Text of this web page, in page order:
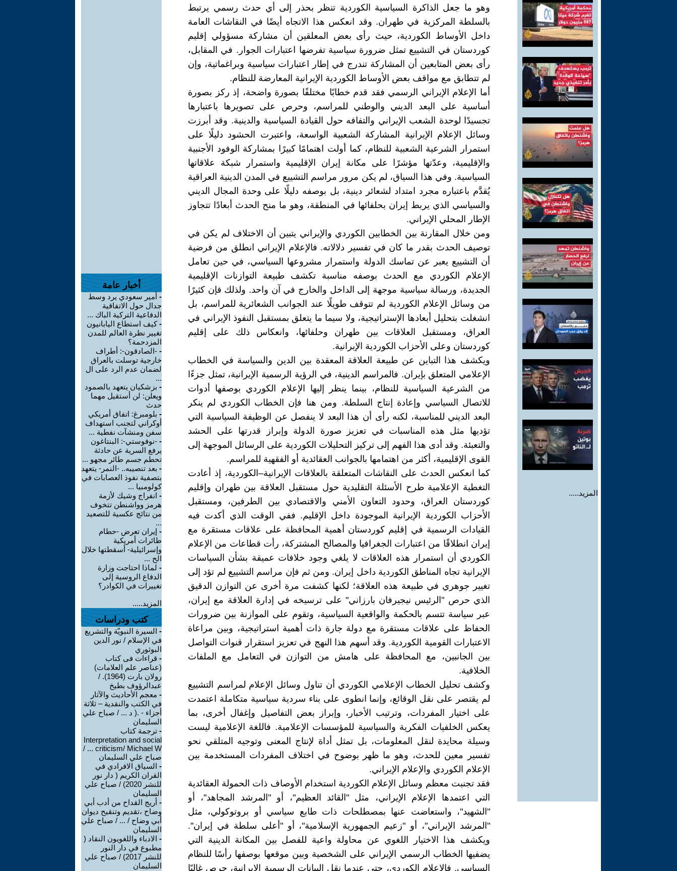
المزيد.....
وهو ما جعل الذاكرة السياسية الكوردية تنظر بحذر إلى أي حدث رسمي يرتبط
بالسلطة المركزية في طهران. وقد انعكس هذا الاتجاه أيضًا في النقاشات العامة
داخل الأوساط الكوردية، حيث رأى بعض المعلقين أن مشاركة مسؤولي إقليم
كوردستان في التشييع تمثل ضرورة سياسية تفرضها اعتبارات الجوار. في المقابل،
رأى بعض المتابعين أن المشاركة تندرج في إطار اعتبارات سياسية وبراغماتية، وإن
لم تتطابق مع مواقف بعض الأوساط الكوردية الإيرانية المعارضة للنظام.
أما الإعلام الإيراني الرسمي فقد قدم خطابًا مختلفًا بصورة واضحة، إذ ركز بصورة
أساسية على البعد الديني والوطني للمراسم، وحرص على تصويرها باعتبارها
تجسيدًا لوحدة الشعب الإيراني والتفافه حول القيادة السياسية والدينية. وقد أبرزت
وسائل الإعلام الإيرانية المشاركة الشعبية الواسعة، واعتبرت الحشود دليلًا على
استمرار الشرعية الشعبية للنظام، كما أولت اهتمامًا كبيرًا بمشاركة الوفود الأجنبية
والإقليمية، وعدّتها مؤشرًا على مكانة إيران الإقليمية واستمرار شبكة علاقاتها
السياسية. وفي هذا السياق، لم يكن مرور مراسم التشييع في المدن الدينية العراقية
يُقدَّم باعتباره مجرد امتداد لشعائر دينية، بل بوصفه دليلًا على وحدة المجال الديني
والسياسي الذي يربط إيران بحلفائها في المنطقة، وهو ما منح الحدث أبعادًا تتجاوز
الإطار المحلي الإيراني.
ومن خلال المقارنة بين الخطابين الكوردي والإيراني يتبين أن الاختلاف لم يكن في
توصيف الحدث بقدر ما كان في تفسير دلالاته. فالإعلام الإيراني انطلق من فرضية
أن التشييع يعبر عن تماسك الدولة واستمرار مشروعها السياسي، في حين تعامل
الإعلام الكوردي مع الحدث بوصفه مناسبة تكشف طبيعة التوازنات الإقليمية
الجديدة، ورسالة سياسية موجهة إلى الداخل والخارج في آن واحد. ولذلك فإن كثيرًا
من وسائل الإعلام الكوردية لم تتوقف طويلًا عند الجوانب الشعائرية للمراسم، بل
انشغلت بتحليل أبعادها الإستراتيجية، ولا سيما ما يتعلق بمستقبل النفوذ الإيراني في
العراق، ومستقبل العلاقات بين طهران وحلفائها، وانعكاس ذلك على إقليم
كوردستان وعلى الأحزاب الكوردية الإيرانية.
ويكشف هذا التباين عن طبيعة العلاقة المعقدة بين الدين والسياسة في الخطاب
الإعلامي المتعلق بإيران. فالمراسم الدينية، في الرؤية الرسمية الإيرانية، تمثل جزءًا
من الشرعية السياسية للنظام، بينما ينظر إليها الإعلام الكوردي بوصفها أدوات
للاتصال السياسي وإعادة إنتاج السلطة. ومن هنا فإن الخطاب الكوردي لم ينكر
البعد الديني للمناسبة، لكنه رأى أن هذا البعد لا ينفصل عن الوظيفة السياسية التي
تؤديها مثل هذه المناسبات في تعزيز صورة الدولة وإبراز قدرتها على الحشد
والتعبئة. وقد أدى هذا الفهم إلى تركيز التحليلات الكوردية على الرسائل الموجهة إلى
القوى الإقليمية، أكثر من اهتمامها بالجوانب العقائدية أو الفقهية للمراسم.
كما انعكس الحدث على النقاشات المتعلقة بالعلاقات الإيرانية–الكوردية، إذ أعادت
التغطية الإعلامية طرح الأسئلة التقليدية حول مستقبل العلاقة بين طهران وإقليم
كوردستان العراق، وحدود التعاون الأمني والاقتصادي بين الطرفين، ومستقبل
الأحزاب الكوردية الإيرانية الموجودة داخل الإقليم. ففي الوقت الذي أكدت فيه
القيادات الرسمية في إقليم كوردستان أهمية المحافظة على علاقات مستقرة مع
إيران انطلاقًا من اعتبارات الجغرافيا والمصالح المشتركة، رأت قطاعات من الإعلام
الكوردي أن استمرار هذه العلاقات لا يلغي وجود خلافات عميقة بشأن السياسات
الإيرانية تجاه المناطق الكوردية داخل إيران. ومن ثم فإن مراسم التشييع لم تؤد إلى
تغيير جوهري في طبيعة هذه العلاقة؛ لكنها كشفت مرة أخرى عن التوازن الدقيق
الذي حرص "الرئيس نيجيرفان بارزاني" على ترسيخه في إدارة العلاقة مع إيران،
عبر سياسة تتسم بالحكمة والواقعية السياسية، وتقوم على الموازنة بين ضرورات
الحفاظ على علاقات مستقرة مع دولة جارة ذات أهمية استراتيجية، وبين مراعاة
الاعتبارات القومية الكوردية. وقد أسهم هذا النهج في تعزيز استقرار قنوات التواصل
بين الجانبين، مع المحافظة على هامش من التوازن في التعامل مع الملفات
الخلافية.
وكشف تحليل الخطاب الإعلامي الكوردي أن تناول وسائل الإعلام لمراسم التشييع
لم يقتصر على نقل الوقائع، وإنما انطوى على بناء سردية سياسية متكاملة اعتمدت
على اختيار المفردات، وترتيب الأخبار، وإبراز بعض التفاصيل وإغفال أخرى، بما
يعكس الخلفيات الفكرية والسياسية للمؤسسات الإعلامية. فاللغة الإعلامية ليست
وسيلة محايدة لنقل المعلومات، بل تمثل أداة لإنتاج المعنى وتوجيه المتلقي نحو
تفسير معين للحدث، وهو ما ظهر بوضوح في اختلاف المفردات المستخدمة بين
الإعلام الكوردي والإعلام الإيراني.
فقد تجنبت معظم وسائل الإعلام الكوردية استخدام الأوصاف ذات الحمولة العقائدية
التي اعتمدها الإعلام الإيراني، مثل "القائد العظيم"، أو "المرشد المجاهد"، أو
"الشهيد"، واستعاضت عنها بمصطلحات ذات طابع سياسي أو بروتوكولي، مثل
"المرشد الإيراني"، أو "زعيم الجمهورية الإسلامية"، أو "أعلى سلطة في إيران".
ويكشف هذا الاختيار اللغوي عن محاولة واعية للفصل بين المكانة الدينية التي
يضفيها الخطاب الرسمي الإيراني على الشخصية وبين موقعها بوصفها رأسًا للنظام
السياسي. فالإعلام الكوردي، حتى عندما نقل البيانات الرسمية الإيرانية، حرص غالبًا
أخبار عامة
- أمير سعودي يرد وسط
جدال حول الاتفاقية
الدفاعية التركية الباك ...
-كيف استطاع اليابانيون
تغيير نظرة العالم للمدن
المزدحمة؟
- -الصادقون-: أطراف
خارجية توسلت بالعراق
لضمان عدم الرد على ال
...
- بزشكيان يتعهد بالصمود
ويعلن: لن أستقيل مهما
حدث
- بلومبرغ: اتفاق أمريكي
أوكراني لتجنب استهداف
سفن ومنشآت نفطية ...
- -نوفوستي-: البنتاغون
يرفع السرية عن حادثة
تحطم جسم طائر مجهو ...
- بعد تنصيبه.. -النمر- يتعهد
بتصفية نفوذ العصابات في
كولومبيا ...
- انفراج وشيك لأزمة
هرمز وواشنطن تتخوف
من نتائج عكسية للتصعيد
...
- إيران تعرض -حطام
طائرات أمريكية
وإسرائيلية- أسقطتها خلال
الح ...
- لماذا احتاجت وزارة
الدفاع الروسية إلى
تغييرات في الكوادر؟
المزيد.....
كتب ودراسات
- السيرة النبويّة والتشريع
في الإسلام / نور الدين
البوثوري
- قراءات فى كتاب
(عناصر علم العلامات)
رولان بارت (1964). /
عبدالرؤوف بطيخ
- معجم الأحاديث والآثار
في الكتب والنقدية – ثلاثة
أجزاء - .( د ... / صباح علي
السليمان
- ترجمة كتاب
Interpretation and social
criticism/ Michael W ... /
صباح علي السليمان
- السياق الافرادي في
القران الكريم ( دار نور
للنشر 2020) / صباح علي
السليمان
- أريج القداح من أدب أبي
وضاح ،تقديم وتنقيح ديوان
أبي وضاح / ... / صباح علي
السليمان
- الادباء واللغويون النقاد (
مطبوع في دار النور
للنشر 2017) / صباح علي
السليمان